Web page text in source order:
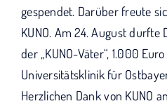
gespendet. Darüber freute
KUNO. Am 24. August durfte
der „KUNO-Väter“, 1.000
Universitätsklinik für
Herzlichen Dank von KUNO